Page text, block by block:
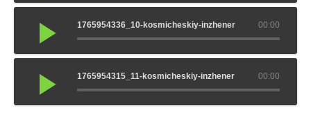
00:00
1765954336_10-kosmicheskiy-inzhener
00:00
1765954315_11-kosmicheskiy-inzhener